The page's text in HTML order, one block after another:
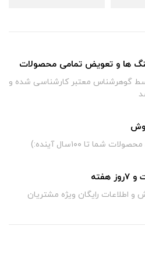
ها و تعویض تمامی محصولات
گوهرشناس معتبر کارشناسی شده و
شما تا ۱۰۰سال آینده:)
و اطلاعات رایگان ویژه مشتریان